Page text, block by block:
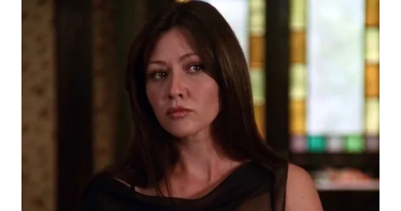
WAHANA
INFRASTRUKTUR